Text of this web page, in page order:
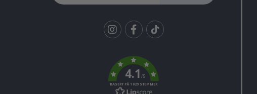
k
4.1/5
BASERT PÅ 1029 STEMMER